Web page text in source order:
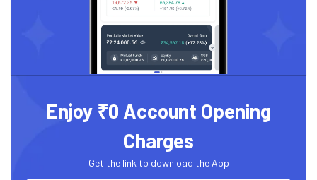
Enjoy ₹0 Account Opening
Charges
Get the link to download the App